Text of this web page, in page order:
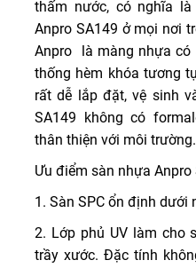
thấm nước, có nghĩa
Anpro SA149 ở mọi nơi
Anpro là màng nhựa có
thống hèm khóa tương
rất dễ lắp đặt, vệ sinh
SA149 không có
thân thiện với môi trường.
Ưu điểm sàn nhựa Anpro
1. Sàn SPC ổn định dưới
2. Lớp phủ UV làm cho
trầy xước. Đặc tính